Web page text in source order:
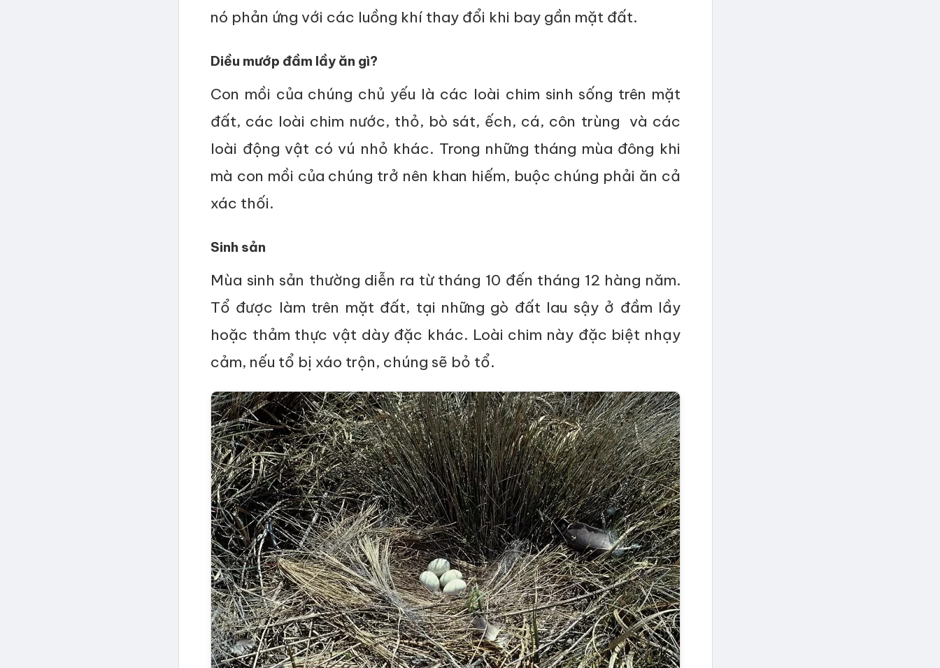
nó phản ứng với các luồng khí thay đổi khi bay gần mặt đất.
Diều mướp đầm lầy ăn gì?
Con mồi của chúng chủ yếu là các loài chim sinh sống trên mặt
đất, các loài chim nước, thỏ, bò sát, ếch, cá, côn trùng và các
loài động vật có vú nhỏ khác. Trong những tháng mùa đông khi
mà con mồi của chúng trở nên khan hiếm, buộc chúng phải ăn cả
xác thối.
Sinh sản
Mùa sinh sản thường diễn ra từ tháng 10 đến tháng 12 hàng năm.
Tổ được làm trên mặt đất, tại những gò đất lau sậy ở đầm lầy
hoặc thảm thực vật dày đặc khác. Loài chim này đặc biệt nhạy
cảm, nếu tổ bị xáo trộn, chúng sẽ bỏ tổ.